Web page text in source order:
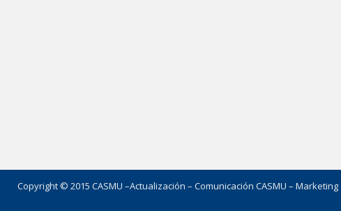
Copyright © 2015 CASMU –Actualización – Comunicación CASMU – Marketing